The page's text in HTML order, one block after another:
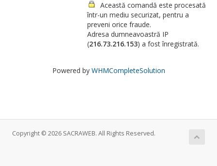
Această comandă este procesată
într-un mediu securizat, pentru a
preveni orice fraude.
Adresa dumneavoastră IP
(216.73.216.153) a fost înregistrată.
Powered by WHMCompleteSolution
Copyright © 2026 SACRAWEB. All Rights Reserved.